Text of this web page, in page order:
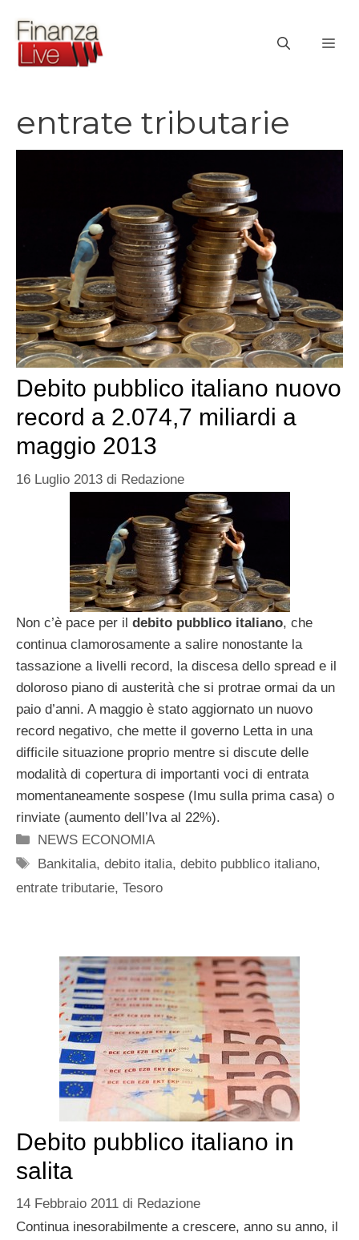
contenuto
entrate tributarie
Debito pubblico italiano nuovo
record a 2.074,7 miliardi a
maggio 2013
16 Luglio 2013 di Redazione
Non c’è pace per il debito pubblico italiano, che
continua clamorosamente a salire nonostante la
tassazione a livelli record, la discesa dello spread e il
doloroso piano di austerità che si protrae ormai da un
paio d’anni. A maggio è stato aggiornato un nuovo
record negativo, che mette il governo Letta in una
difficile situazione proprio mentre si discute delle
modalità di copertura di importanti voci di entrata
momentaneamente sospese (Imu sulla prima casa) o
rinviate (aumento dell’Iva al 22%).
Categorie
NEWS ECONOMIA
Tag
Bankitalia,debito italia,debito pubblico italiano,
entrate tributarie, Tesoro
Debito pubblico italiano in
salita
14 Febbraio 2011 di Redazione
Continua inesorabilmente a crescere, anno su anno, il